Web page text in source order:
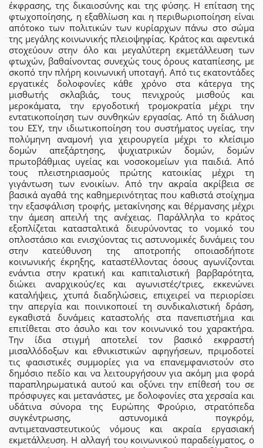
έκφρασης, της δικαιοσύνης και της φύσης. Η επίταση της
φτωχοποίησης, η εξαθλίωση και η περιθωριοποίηση είναι
απότοκο των πολιτικών των κυρίαρχων πάνω στο σώμα
της μεγάλης κοινωνικής πλειοψηφίας. Κράτος και αφεντικά
στοχεύουν στην όλο και μεγαλύτερη εκμετάλλευση των
φτωχών, βαθαίνοντας συνεχώς τους όρους καταπίεσης, με
σκοπό την πλήρη κοινωνική υποταγή. Από τις εκατοντάδες
εργατικές δολοφονίες κάθε χρόνο στα κάτεργα της
μισθωτής σκλαβιάς, τους πενιχρούς μισθούς και
μεροκάματα, την εργοδοτική τρομοκρατία μέχρι την
εντατικοποίηση των συνθηκών εργασίας. Από τη διάλυση
του ΕΣΥ, την ιδιωτικοποίηση του συστήματος υγείας, την
πολύμηνη αναμονή για χειρουργεία μέχρι το κλείσιμο
δομών απεξάρτησης, ψυχιατρικών δομών, δομών
πρωτοβάθμιας υγείας και νοσοκομείων για παιδιά. Από
τους πλειστηριασμούς πρώτης κατοικίας μέχρι τη
γιγάντωση των ενοικίων. Από την ακραία ακρίβεια σε
βασικά αγαθά της καθημερινότητας που καθιστά στοίχημα
την εξασφάλιση τροφής, μετακίνησης και θέρμανσης μέχρι
την άμεση απειλή της ανέχειας. Παράλληλα το κράτος
εξοπλίζεται κατασταλτικά διευρύνοντας το νομικό του
οπλοστάσιο και ενισχύοντας τις αστυνομικές δυνάμεις του
στην κατεύθυνση της αποτροπής οποιασδήποτε
κοινωνικής έκρηξης, καταστέλλοντας όσους αγωνίζονται
ενάντια στην κρατική και καπιταλιστική βαρβαρότητα,
διώκει αναρχικούς/ες και αγωνιστές/τριες, εκκενώνει
καταλήψεις, χτυπά διαδηλώσεις, επιχειρεί να περιορίσει
την απεργία και ποινικοποιεί τη συνδικαλιστική δράση,
εγκαθιστά δυνάμεις καταστολής στα πανεπιστήμια και
επιτίθεται στο άσυλο και τον κοινωνικό του χαρακτήρα.
Την ίδια στιγμή αποτελεί τον βασικό εκφραστή
μισαλλόδοξων και εθνικιστικών αφηγήσεων, πριμοδοτεί
τις φασιστικές συμμορίες για να επανεμφανιστούν στο
δημόσιο πεδίο και να λειτουργήσουν για ακόμη μια φορά
παραπληρωματικά αυτού και οξύνει την επίθεσή του σε
πρόσφυγες και μετανάστες, με δολοφονίες στα χερσαία και
υδάτινα σύνορα της Ευρώπης Φρούριο, στρατόπεδα
συγκέντρωσης, αστυνομικά πογκρόμ,
αντιμεταναστευτικούς νόμους και ακραία εργασιακή
εκμετάλλευση. Η αλλαγή του κοινωνικού παραδείγματος, ο